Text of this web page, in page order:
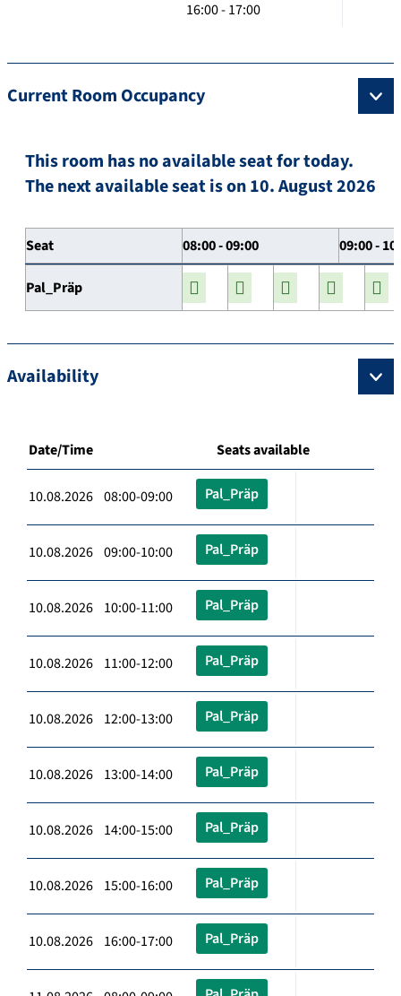
16:00 - 17:00
Current Room Occupancy
This room has no available seat for today.
The next available seat is on 10. August 2026
Seat 08:00 - 09:00 09:00 -
Pal_Präp
Availability
Date/Time Seats available
10.08.2026 08:00-09:00 Pal_Präp
10.08.2026 09:00-10:00 Pal_Präp
10.08.2026 10:00-11:00 Pal_Präp
10.08.2026 11:00-12:00 Pal_Präp
10.08.2026 12:00-13:00 Pal_Präp
10.08.2026 13:00-14:00 Pal_Präp
10.08.2026 14:00-15:00 Pal_Präp
10.08.2026 15:00-16:00 Pal_Präp
10.08.2026 16:00-17:00 Pal_Präp